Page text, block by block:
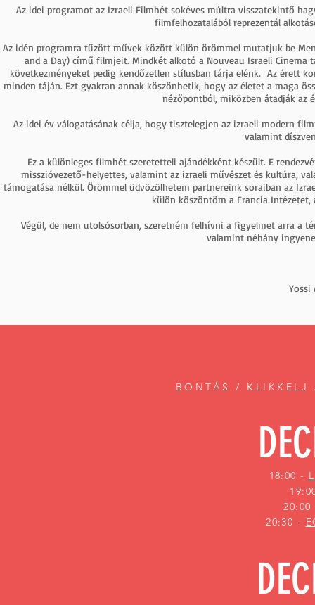
Az idei programot az Izraeli Filmhét sokéves múltra visszatekintő
filmfelhozatalából reprezentál
Az idén programra tűzött művek között külön örömmel mutatjuk be
and a Day) című filmjeit. Mindkét alkotó a Nouveau Israeli Cinema
következményeket pedig kendőzetlen stílusban tárja elénk. Az érett
minden táján. Ezt gyakran annak köszönhetik, hogy az életet a maga
nézőpontból, miközben átadják az
Az idei év válogatásának célja, hogy tisztelegjen az izraeli modern
valamint
Ez a különleges filmhét szeretetteli ajándékként készült. E
misszióvezető-helyettes, valamint az izraeli művészet és kultúra,
támogatása nélkül. Örömmel üdvözölhetem partnereink soraiban az
külön köszöntöm a Francia
Végül, de nem utolsósorban, szeretném felhívni a figyelmet arra a
valamint néhány
BONTÁS / KLIKKELJ
18:00 -
20:30 -